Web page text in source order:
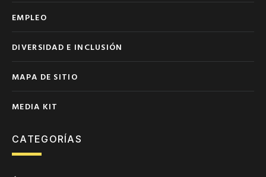
EMPLEO
DIVERSIDAD E INCLUSIÓN
MAPA DE SITIO
MEDIA KIT
CATEGORÍAS